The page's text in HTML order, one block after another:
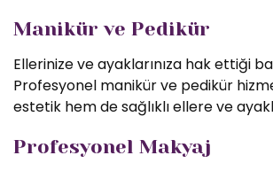
Manikür ve Pedikür
Ellerinize ve ayaklarınıza hak ettiği
Profesyonel manikür ve pedikür
estetik hem de sağlıklı ellere ve
Profesyonel Makyaj